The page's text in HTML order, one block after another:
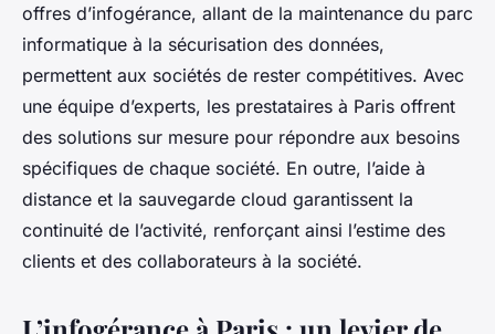
offres d’infogérance, allant de la maintenance du parc
informatique à la sécurisation des données,
permettent aux sociétés de rester compétitives. Avec
une équipe d’experts, les prestataires à Paris offrent
des solutions sur mesure pour répondre aux besoins
spécifiques de chaque société. En outre, l’aide à
distance et la sauvegarde cloud garantissent la
continuité de l’activité, renforçant ainsi l’estime des
clients et des collaborateurs à la société.